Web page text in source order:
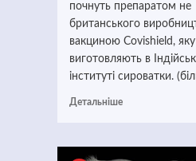
почнуть препаратом не
британського
вакциною Covishield, яку
виготовляють в
інституті сироватки.
Детальніше